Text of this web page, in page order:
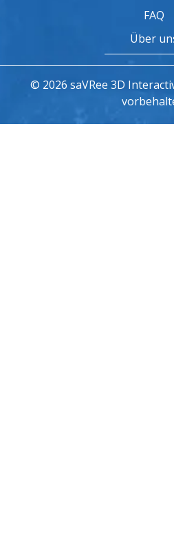
FAQ
Über
© 2026 saVRee 3D